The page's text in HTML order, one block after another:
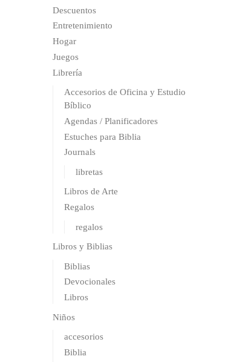
Descuentos
Entretenimiento
Hogar
Juegos
Librería
Accesorios de Oficina y Estudio
Bíblico
Agendas / Planificadores
Estuches para Biblia
Journals
libretas
Libros de Arte
Regalos
regalos
Libros y Biblias
Biblias
Devocionales
Libros
Niños
accesorios
Biblia